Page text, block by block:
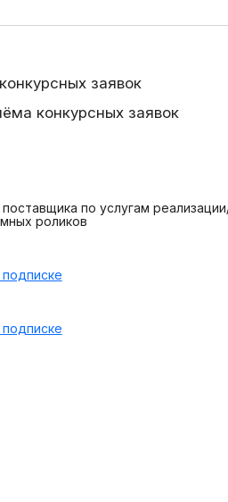
заявок
конкурсных заявок
по услугам
роликов